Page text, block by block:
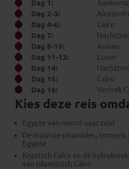
Dag 1:
Dag 2-3:
Dag 4-6:
Caïro
Dag 7:
Dag 8-10:
Aswan
Dag 11-13:
Luxor
Dag 14:
Dag 15:
Caïro
Dag 16:
Vertrek
Kies deze reis
Egypte van noord naar zuid
De mooiste piramides,
Egypte
Koptisch Caïro en de
van islamitisch Caïro